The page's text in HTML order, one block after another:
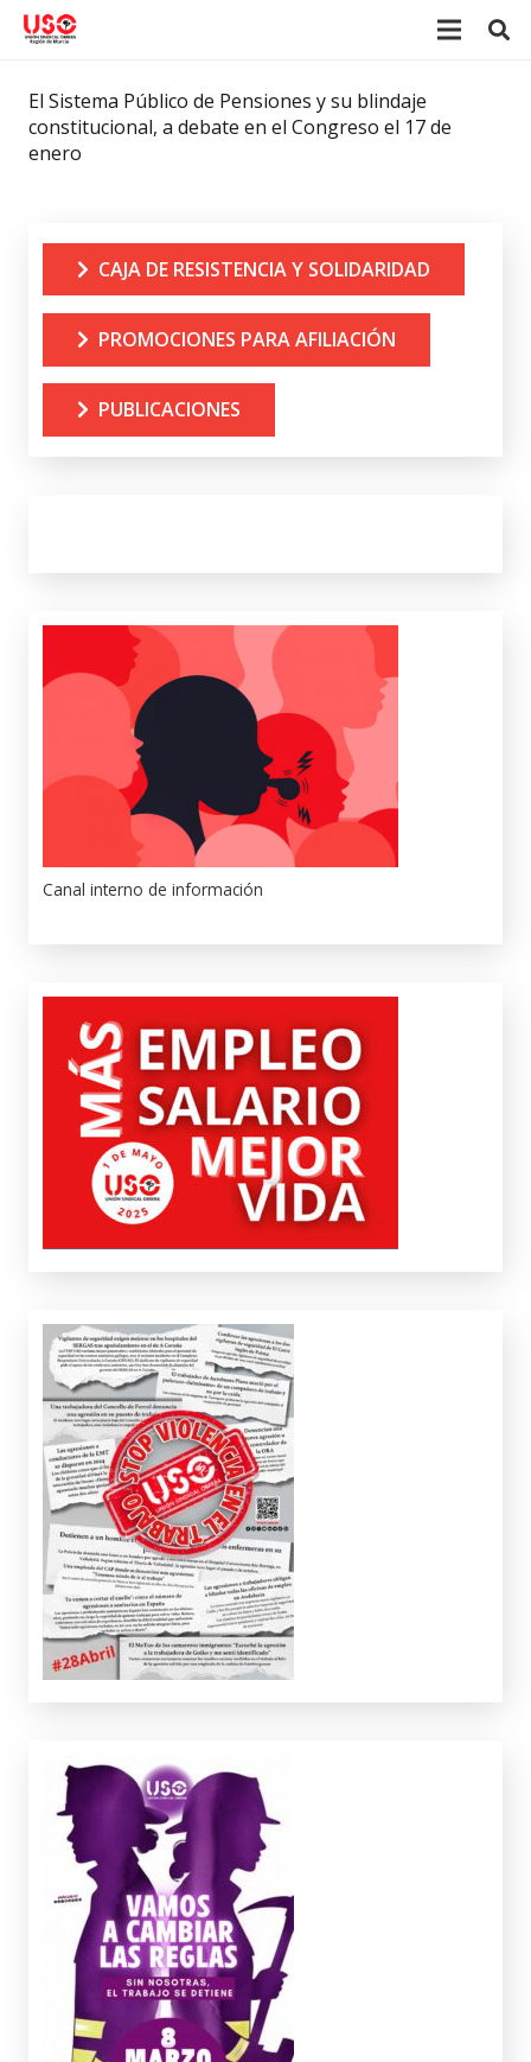
El Sistema Público de Pensiones y su blindaje
constitucional, a debate en el Congreso el 17 de
enero
CAJA DE RESISTENCIA Y SOLIDARIDAD
PROMOCIONES PARA AFILIACIÓN
PUBLICACIONES
Canal interno de información